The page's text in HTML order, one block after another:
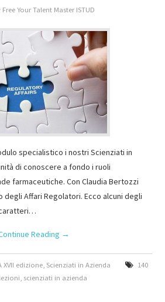
Free Your Talent Master ISTUD
specialistico i nostri Scienziati in
di conoscere a fondo i ruoli
farmaceutiche. Con Claudia Bertozzi
degli Affari Regolatori. Ecco alcuni degli
Reading →
XVII edizione, Scienziati in Azienda
140
lezioni scienziati in azienda